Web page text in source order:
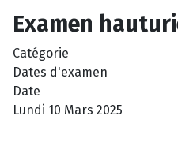
Examen
Catégorie
Dates d'examen
Date
Lundi 10 Mars 2025